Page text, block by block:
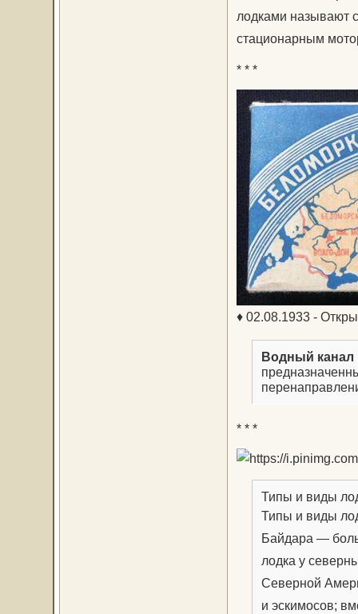
лодками называют
стационарным
* * *
♦ 02.08.1933 -
Водный канал
* * *
Типы и виды
Типы и виды
Байдара —
лодка у
Северной
и эскимосов;